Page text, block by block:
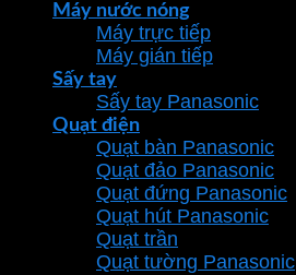
Máy nước nóng
Máy trực tiếp
Máy gián tiếp
Sấy tay
Sấy tay Panasonic
Quạt điện
Quạt bàn Panasonic
Quạt đảo Panasonic
Quạt đứng Panasonic
Quạt hút Panasonic
Quạt trần
Quạt tường Panasonic